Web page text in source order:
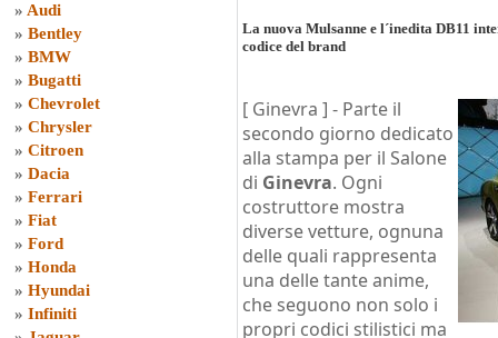
» Audi
» Bentley
» BMW
» Bugatti
» Chevrolet
» Chrysler
» Citroen
» Dacia
» Ferrari
» Fiat
» Ford
» Honda
» Hyundai
» Infiniti
La nuova Mulsanne e l´inedita DB11
codice del brand
[ Ginevra ] - Parte il
secondo giorno dedicato
alla stampa per il Salone
di Ginevra. Ogni
costruttore mostra
diverse vetture, ognuna
delle quali rappresenta
una delle tante anime,
che seguono non solo i
propri codici stilistici ma